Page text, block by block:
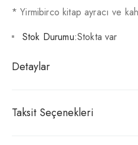
* Yirmibirco kitap ayracı ve
Stok Durumu:Stokta var
Detaylar
Taksit Seçenekleri